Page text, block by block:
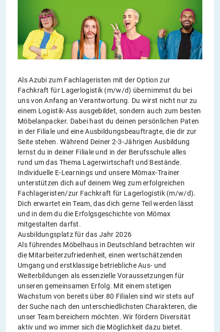
Als Azubi zum Fachlageristen mit der Option zur
Fachkraft für Lagerlogistik (m/w/d) übernimmst du bei
uns von Anfang an Verantwortung. Du wirst nicht nur zu
einem Logistik-Ass ausgebildet, sondern auch zum besten
Möbelanpacker. Dabei hast du deinen persönlichen Paten
in der Filiale und eine Ausbildungsbeauftragte, die dir zur
Seite stehen. Während Deiner 2-3-Jährigen Ausbildung
lernst du in deiner Filiale und in der Berufsschule alles
rund um das Thema Lagerwirtschaft und Bestände.
Individuelle E-Learnings und unsere Mömax-Trainer
unterstützen dich auf deinem Weg zum erfolgreichen
Fachlageristen/zur Fachkraft für Lagerlogistik (m/w/d).
Dich erwartet ein Team, das dich gerne Teil werden lässt
und in dem du die Erfolgsgeschichte von Mömax
mitgestalten darfst.
Ausbildungsplatz für das Jahr 2026
Als führendes Möbelhaus in Deutschland betrachten wir
die Mitarbeiterzufriedenheit, einen wertschätzenden
Umgang und erstklassige betriebliche Aus- und
Weiterbildungen als essenzielle Voraussetzungen für
unseren gemeinsamen Erfolg. Mit einem stetigen
Wachstum von bereits über 80 Filialen sind wir stets auf
der Suche nach den unterschiedlichsten Charakteren, die
unser Team bereichern möchten. Wir fördern Diversität
aktiv und wo immer sich die Möglichkeit dazu bietet.